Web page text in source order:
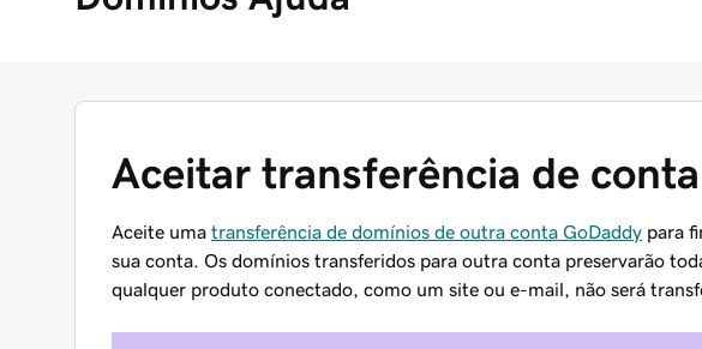
Aceitar transferência de
Aceite uma transferência de domínios de outra conta GoDaddy para
sua conta. Os domínios transferidos para outra conta preservarão
qualquer produto conectado, como um site ou e-mail, não será